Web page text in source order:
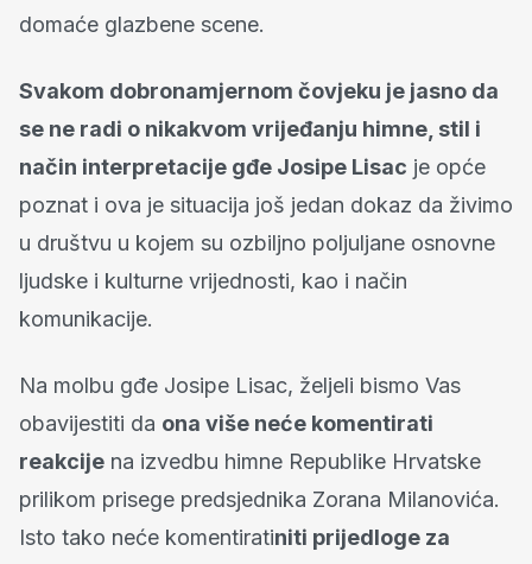
domaće glazbene scene.
Svakom dobronamjernom čovjeku je jasno da
se ne radi o nikakvom vrijeđanju himne, stil i
način interpretacije gđe Josipe Lisac je opće
poznat i ova je situacija još jedan dokaz da živimo
u društvu u kojem su ozbiljno poljuljane osnovne
ljudske i kulturne vrijednosti, kao i način
komunikacije.
Na molbu gđe Josipe Lisac, željeli bismo Vas
obavijestiti da ona više neće komentirati
reakcije na izvedbu himne Republike Hrvatske
prilikom prisege predsjednika Zorana Milanovića.
Isto tako neće komentiratiniti prijedloge za